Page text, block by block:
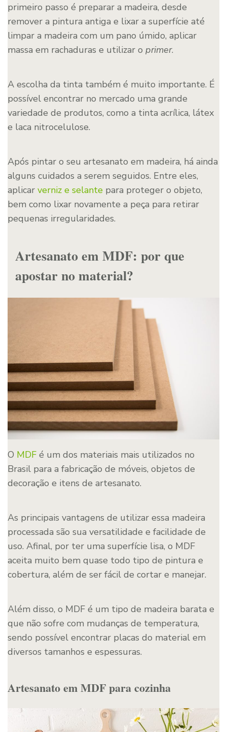
primeiro passo é preparar a madeira, desde
remover a pintura antiga e lixar a superfície até
limpar a madeira com um pano úmido, aplicar
massa em rachaduras e utilizar o primer.
A escolha da tinta também é muito importante. É
possível encontrar no mercado uma grande
variedade de produtos, como a tinta acrílica, látex
e laca nitrocelulose.
Após pintar o seu artesanato em madeira, há ainda
alguns cuidados a serem seguidos. Entre eles,
aplicar verniz e selante para proteger o objeto,
bem como lixar novamente a peça para retirar
pequenas irregularidades.
Artesanato em MDF: por que
apostar no material?
O MDF é um dos materiais mais utilizados no
Brasil para a fabricação de móveis, objetos de
decoração e itens de artesanato.
As principais vantagens de utilizar essa madeira
processada são sua versatilidade e facilidade de
uso. Afinal, por ter uma superfície lisa, o MDF
aceita muito bem quase todo tipo de pintura e
cobertura, além de ser fácil de cortar e manejar.
Além disso, o MDF é um tipo de madeira barata e
que não sofre com mudanças de temperatura,
sendo possível encontrar placas do material em
diversos tamanhos e espessuras.
Artesanato em MDF para cozinha